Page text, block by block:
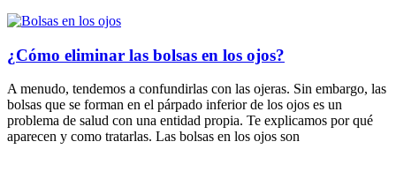
¿Cómo eliminar las bolsas en los ojos?
A menudo, tendemos a confundirlas con las ojeras. Sin embargo, las
bolsas que se forman en el párpado inferior de los ojos es un
problema de salud con una entidad propia. Te explicamos por qué
aparecen y como tratarlas. Las bolsas en los ojos son